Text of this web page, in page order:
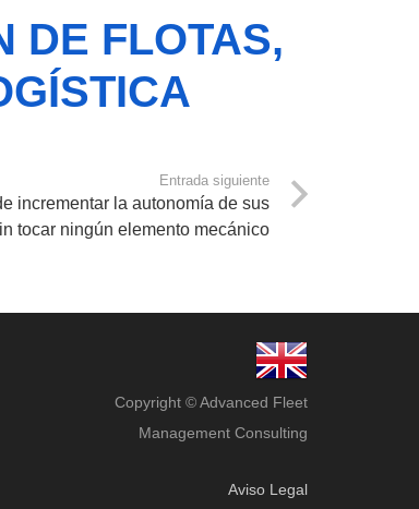
DE FLOTAS,
Entrada siguiente
incrementar la autonomía de sus
tocar ningún elemento mecánico
Copyright © Advanced Fleet
Management Consulting
Aviso Legal